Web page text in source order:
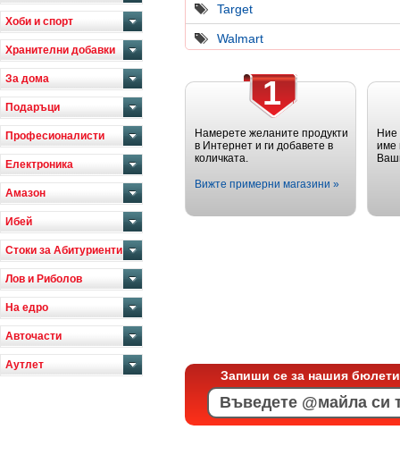
Хоби и спорт
Хранителни добавки
За дома
Подаръци
Професионалисти
Електроника
Амазон
Ибей
Стоки за Абитуриенти
Лов и Риболов
На едро
Авточасти
Аутлет
Target
Walmart
1
Намерете желаните продукти
в Интернет и ги добавете в
количката.
Вижте примерни магазини »
име
Запиши се за нашия